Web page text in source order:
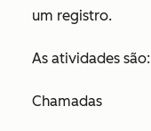
um registro.
As atividades são:
Chamadas